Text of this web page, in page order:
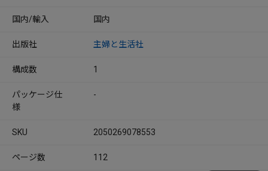
国内/輸入 国内
出版社 主婦と生活社
構成数 1
パッケージ仕
様
-
SKU 2050269078553
ページ数 112